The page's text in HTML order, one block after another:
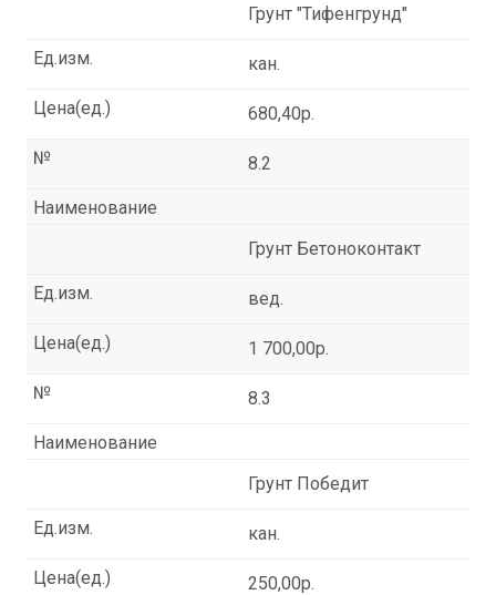
Грунт "Тифенгрунд"
кан.
Ед.изм.
680,40р.
Цена(ед.)
8.2
№
Наименование
Грунт Бетоноконтакт
вед.
Ед.изм.
1 700,00р.
Цена(ед.)
8.3
№
Наименование
Грунт Победит
кан.
Ед.изм.
250,00р.
Цена(ед.)